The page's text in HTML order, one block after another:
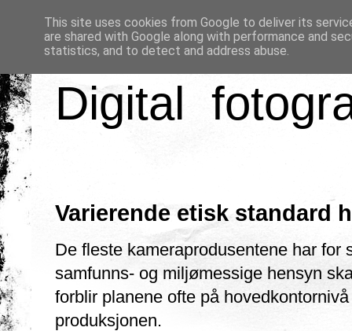
Digital
Varierende etisk standard
De fleste kameraprodusentene har for
samfunns- og miljømessige hensyn
forblir planene ofte på
produksjonen.
This site uses cookies from Google to deliver its
are shared with Google along with performance and
statistics, and to detect and address abuse.